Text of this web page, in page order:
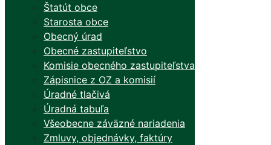
Štatút obce
Starosta obce
Obecný úrad
Obecné zastupiteľstvo
Komisie obecného zastupiteľstva
Zápisnice z OZ a komisií
Úradné tlačivá
Úradná tabuľa
Všeobecne záväzné nariadenia
Zmluvy, objednávky, faktúry